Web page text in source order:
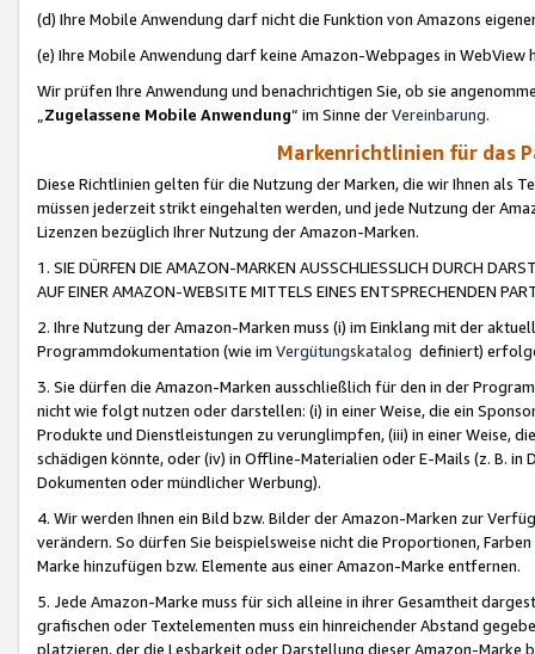
(d) Ihre Mobile Anwendung darf nicht die Funktion von Amazons
(e) Ihre Mobile Anwendung darf keine Amazon-Webpages in WebView
Wir prüfen Ihre Anwendung und benachrichtigen Sie, ob sie
„Zugelassene Mobile Anwendung“ im Sinne derVereinbarung.
Markenrichtlinien für das
Diese Richtlinien gelten für die Nutzung der Marken, die wir Ihnen als
müssen jederzeit strikt eingehalten werden, und jede Nutzung der
Lizenzen bezüglich Ihrer Nutzung der Amazon-Marken.
1. SIE DÜRFEN DIE AMAZON-MARKEN AUSSCHLIESSLICH DURCH
AUF EINER AMAZON-WEBSITE MITTELS EINES ENTSPRECHENDEN
2. Ihre Nutzung der Amazon-Marken muss (i) im Einklang mit der
Programmdokumentation (wie im Vergütungskatalog definiert)
3. Sie dürfen die Amazon-Marken ausschließlich für den in der
nicht wie folgt nutzen oder darstellen: (i) in einer Weise, die ein
Produkte und Dienstleistungen zu verunglimpfen, (iii) in einer Weise,
schädigen könnte, oder (iv) in Offline-Materialien oder E-Mails (z. B. in
Dokumenten oder mündlicher Werbung).
4. Wir werden Ihnen ein Bild bzw. Bilder der Amazon-Marken zur
verändern. So dürfen Sie beispielsweise nicht die Proportionen,
Marke hinzufügen bzw. Elemente aus einer Amazon-Marke entfernen.
5. Jede Amazon-Marke muss für sich alleine in ihrer Gesamtheit
grafischen oder Textelementen muss ein hinreichender Abstand
platzieren, der die Lesbarkeit oder Darstellung dieser Amazon-Marke